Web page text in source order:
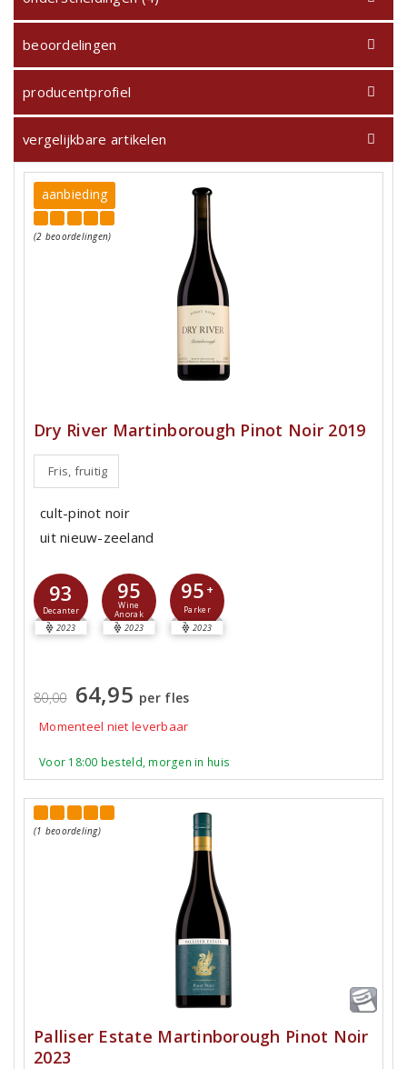
beoordelingen
producentprofiel
vergelijkbare artikelen
aanbieding
(2 beoordelingen)
Dry River Martinborough Pinot Noir 2019
Fris, fruitig
cult-pinot noir
uit nieuw-zeeland
93
Decanter
2023
95
Wine
Anorak
2023
95 +
Parker
2023
80,00 64,95 per fles
Momenteel niet leverbaar
Voor 18:00 besteld, morgen in huis
(1 beoordeling)
Palliser Estate Martinborough Pinot Noir
2023